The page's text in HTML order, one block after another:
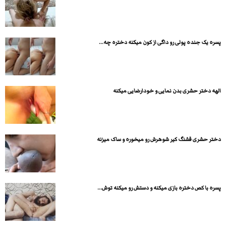
پسره یک جنده پولی رو داگی از کون میکنه دختره چه...
الهه دختر حشری بدن نمایی و خودارضایی میکنه
دختر حشری قشنگ کیر شوهرش رو میخوره و ساک میزنه
پسره با کص دختره بازی میکنه و دستش رو میکنه توش...